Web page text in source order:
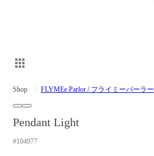
Shop FLYMEe Parlor / フライミーパーラー
Pendant Light
#104977